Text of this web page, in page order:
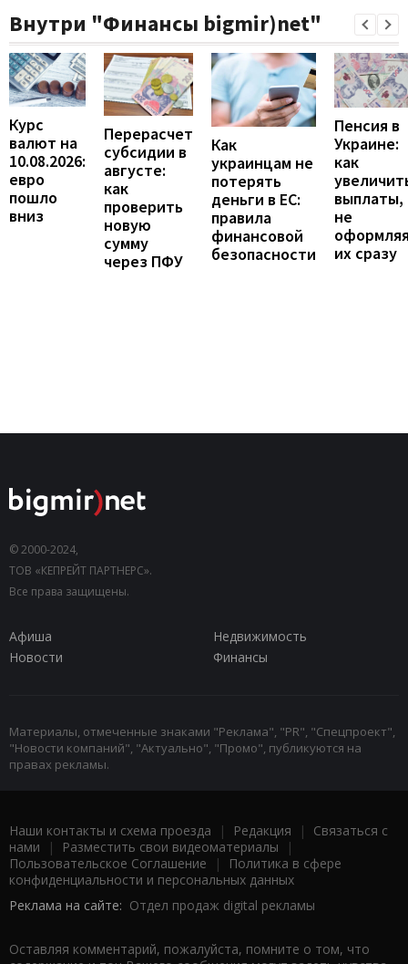
Внутри "Финансы bigmir)net"
Курс
валют на
10.08.2026:
евро
пошло
вниз
Перерасчет
субсидии в
августе:
как
проверить
новую
сумму
через ПФУ
Как
украинцам не
потерять
деньги в ЕС:
правила
финансовой
безопасности
Пенсия в
Украине:
как
выплаты,
не
их сразу
© 2000-2024,
ТОВ «КЕПРЕЙТ ПАРТНЕРС».
Все права защищены.
Афиша
Недвижимость
Новости
Финансы
Материалы, отмеченные знаками "Реклама", "PR", "Спецпроект",
"Новости компаний", "Актуально", "Промо", публикуются на
правах рекламы.
Наши контакты и схема проезда | Редакция | Связаться с
нами | Разместить свои видеоматериалы |
Пользовательское Соглашение |
Политика в сфере
конфиденциальности и персональных данных
Реклама на сайте: Отдел продаж digital рекламы
Оставляя комментарий, пожалуйста, помните о том, что